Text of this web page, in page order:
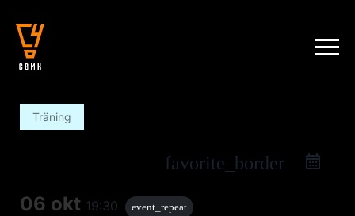
Träning
favorite_border
06 okt 19:30
event_repeat